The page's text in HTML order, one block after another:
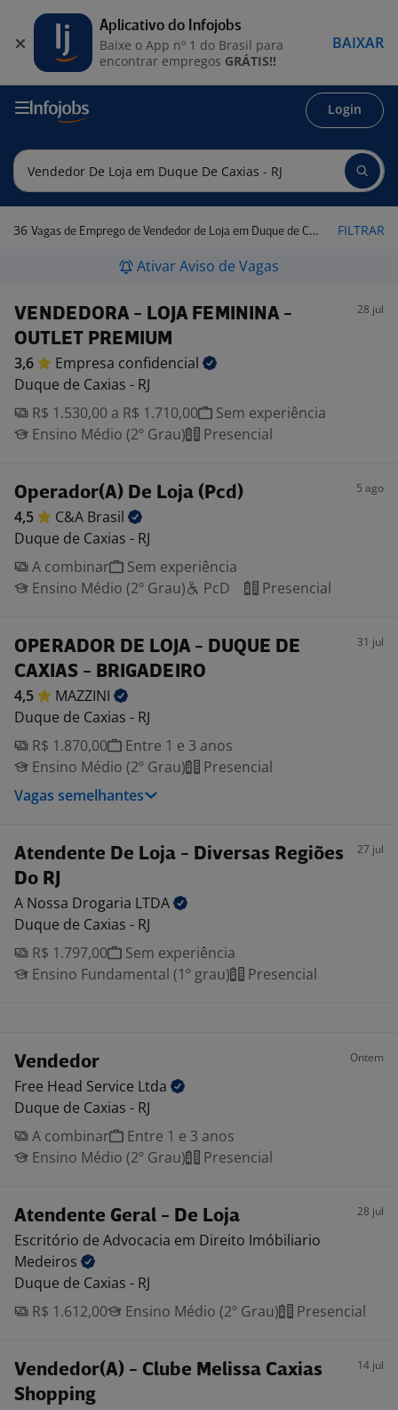
Login
36 Vagas de Emprego de Vendedor de Loja em Duque de Caxias - RJ FILTRAR
Ativar Aviso de Vagas
VENDEDORA - LOJA FEMININA -
OUTLET PREMIUM
28 jul
3,6 Empresa confidencial
Duque de Caxias - RJ
R$ 1.530,00 a R$ 1.710,00
Sem experiência
Ensino Médio (2º Grau)
Presencial
Operador(A) De Loja (Pcd) 5 ago
4,5 C&A Brasil
Duque de Caxias - RJ
A combinar
Sem experiência
Ensino Médio (2º Grau)
PcD Presencial
OPERADOR DE LOJA - DUQUE DE
CAXIAS - BRIGADEIRO
31 jul
4,5
MAZZINI
Duque de Caxias - RJ
R$ 1.870,00
Entre 1 e 3 anos
Ensino Médio (2º Grau)
Presencial
Vagas semelhantes
Atendente De Loja - Diversas Regiões
Do RJ
27 jul
A Nossa Drogaria LTDA
Duque de Caxias - RJ
R$ 1.797,00
Sem experiência
Ensino Fundamental (1º grau)
Presencial
Vendedor Ontem
Free Head Service Ltda
Duque de Caxias - RJ
A combinar
Entre 1 e 3 anos
Ensino Médio (2º Grau)
Presencial
Atendente Geral - De Loja 28 jul
Escritório de Advocacia em Direito Imóbiliario
Medeiros
Duque de Caxias - RJ
R$ 1.612,00
Ensino Médio (2º Grau) Presencial
Vendedor(A) - Clube Melissa Caxias
Shopping
14 jul
Aplicativo do Infojobs
Baixe o App nº 1 do Brasil para
encontrar empregos GRÁTIS!!
BAIXAR